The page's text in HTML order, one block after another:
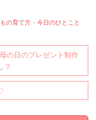
の育て方・今日のひとこと
日のプレゼント制作
？